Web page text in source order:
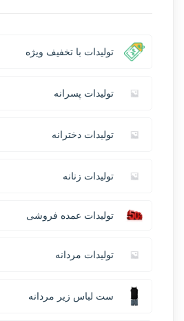
تولیدات با تخفیف ویژه
تولیدات پسرانه
تولیدات دخترانه
تولیدات زنانه
تولیدات عمده فروشی
تولیدات مردانه
ست لباس زیر مردانه